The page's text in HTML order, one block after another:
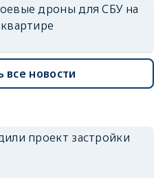
дроны для СБУ на
все новости
проект застройки